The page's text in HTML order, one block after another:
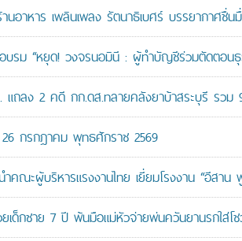
อาหาร เพลินเพลง รัตนาธิเบศร์ บรรยากาศชื่น
รม “หยุด! วงจรนอมินี : ผู้ทำบัญชีร่วมตัดตอน
ลง 2 คดี กก.ดส.ทลายคลังยาบ้าสระบุรี รวม
กรกฎาคม พุทธศักราช 2569
ณะผู้บริหารแรงงานไทย เยี่ยมโรงงาน “อีสาน
ด็กชาย 7 ปี พ้นมือแม่หัวจ่ายพ่นควันยานรกใส่โ